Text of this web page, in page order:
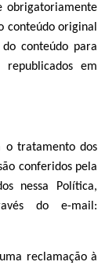
obrigatoriamente
conteúdo original
conteúdo para
em
o tratamento dos
conferidos pela
nessa Política,
do e-mail:
reclamação à